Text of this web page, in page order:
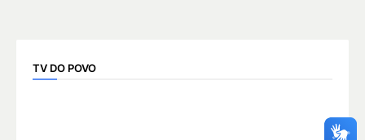
TV DO POVO